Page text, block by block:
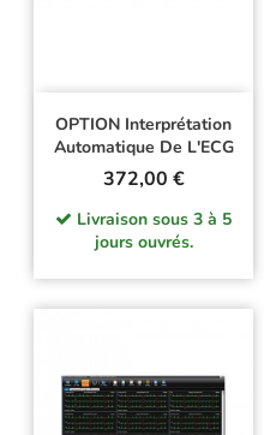
OPTION Interprétation
Automatique De L'ECG
Prix
372,00 €
Livraison sous 3 à 5
jours ouvrés.